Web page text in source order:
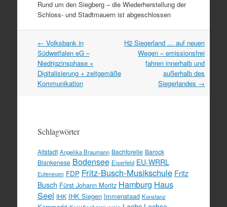
Rund um den Siegberg – die Wiederherstellung der
Schloss- und Stadtmauern ist abgeschlossen
Artikel
Navigation
← Volksbank in
Südwetfalen eG –
Niedrigzinsphase +
Digitalisierung + zeitgemäße
Kommunikation
H2 Siegerland … auf neuen
Wegen – emissionsfrei
fahren innerhalb und
außerhalb des
Siegerlandes →
Schlagwörter
Altstadt Angelika Braumann Bachforelle Barock
Blankenese Bodensee Eiserfeld EU-WRRL
Euteneuen FDP Fritz-Busch-Musikschule Fritz
Busch Fürst Johann Moritz Hamburg Haus
Seel IHK IHK Siegen Immenstaad Konstanz